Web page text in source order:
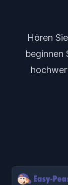
Hören
beginnen